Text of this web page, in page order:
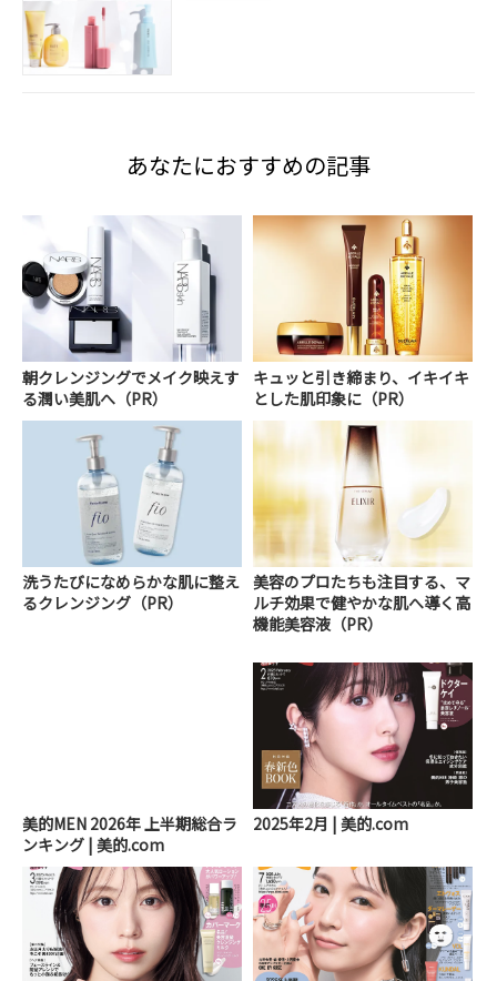
あなたにおすすめの記事
朝クレンジングでメイク映えす
る潤い美肌へ（PR）
キュッと引き締まり、イキイキ
とした肌印象に（PR）
洗うたびになめらかな肌に整え
るクレンジング（PR）
美容のプロたちも注目する、マ
ルチ効果で健やかな肌へ導く高
機能美容液（PR）
美的MEN 2026年 上半期総合ラ
ンキング | 美的.com
2025年2月 | 美的.com